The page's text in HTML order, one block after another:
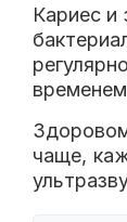
Кариес и
чаще,